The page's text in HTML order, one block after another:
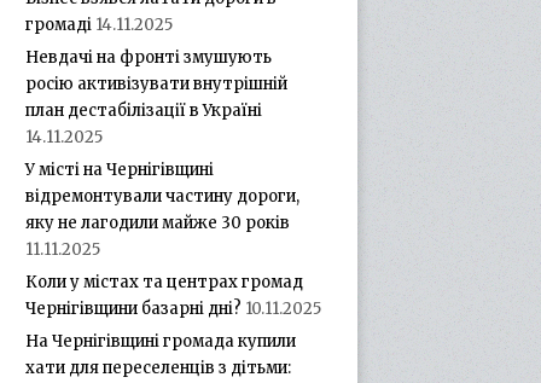
громаді 14.11.2025
Невдачі на фронті змушують
росію активізувати внутрішній
план дестабілізації в Україні
14.11.2025
У місті на Чернігівщині
відремонтували частину дороги,
яку не лагодили майже 30 років
11.11.2025
Коли у містах та центрах громад
Чернігівщини базарні дні? 10.11.2025
На Чернігівщині громада купили
хати для переселенців з дітьми: